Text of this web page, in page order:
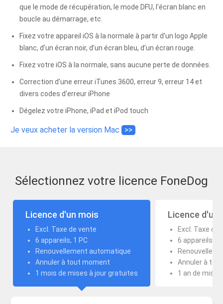
que le mode de récupération, le mode DFU, l'écran blanc en
boucle au démarrage, etc.
Fixez votre appareil iOS à la normale à partir d’un logo Apple
blanc, d’un écran noir, d’un écran bleu, d’un écran rouge.
Fixez votre iOS à la normale, sans aucune perte de données.
Correction d'une erreur iTunes 3600, erreur 9, erreur 14 et
divers codes d'erreur iPhone
Dégelez votre iPhone, iPad et iPod touch
Je veux acheter la version Mac >>
Sélectionnez votre licence FoneDog
Licence d'un mois
Excl. Taxe de vente
6 appareils, 1 PC
Renouvellement automatique
Annuler à tout moment
1 mois de mises à jour gratuites
Licence d'un
Excl. Taxe de
6 appareils, 1
Annuler à
1 an de